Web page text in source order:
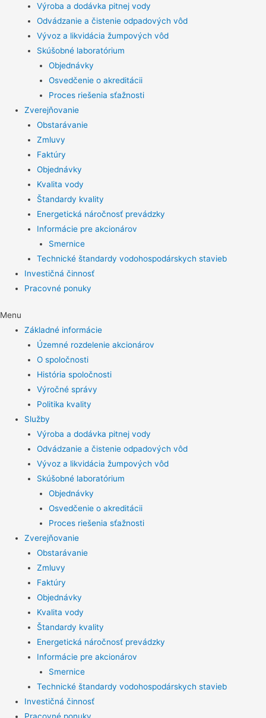
Výroba a dodávka pitnej vody
Odvádzanie a čistenie odpadových vôd
Vývoz a likvidácia žumpových vôd
Skúšobné laboratórium
Objednávky
Osvedčenie o akreditácii
Proces riešenia sťažnosti
Zverejňovanie
Obstarávanie
Zmluvy
Faktúry
Objednávky
Kvalita vody
Štandardy kvality
Energetická náročnosť prevádzky
Informácie pre akcionárov
Smernice
Technické štandardy vodohospodárskych stavieb
Investičná činnosť
Pracovné ponuky
Menu
Základné informácie
Územné rozdelenie akcionárov
O spoločnosti
História spoločnosti
Výročné správy
Politika kvality
Služby
Výroba a dodávka pitnej vody
Odvádzanie a čistenie odpadových vôd
Vývoz a likvidácia žumpových vôd
Skúšobné laboratórium
Objednávky
Osvedčenie o akreditácii
Proces riešenia sťažnosti
Zverejňovanie
Obstarávanie
Zmluvy
Faktúry
Objednávky
Kvalita vody
Štandardy kvality
Energetická náročnosť prevádzky
Informácie pre akcionárov
Smernice
Technické štandardy vodohospodárskych stavieb
Investičná činnosť